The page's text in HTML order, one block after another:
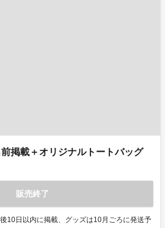
掲載＋オリジナルトートバッグ
販売終了
10日以内に掲載、グッズは10月ごろに発送予